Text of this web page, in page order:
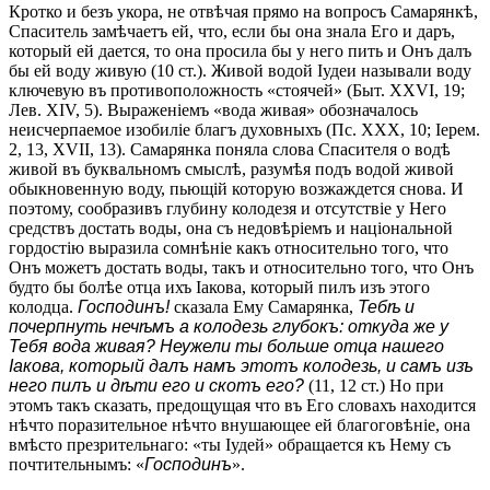
Кротко и безъ укора, не отвѣчая прямо на вопросъ Самарянкѣ,
Спаситель замѣчаетъ ей, что, если бы она знала Его и даръ,
который ей дается, то она просила бы у него пить и Онъ далъ
бы ей воду живую (10 ст.). Живой водой Іудеи называли воду
ключевую въ противоположность «стоячей» (Быт. XXVI, 19;
Лев. XIV, 5). Выраженіемъ «вода живая» обозначалось
неисчерпаемое изобиліе благъ духовныхъ (Пс. XXX, 10; Іерем.
2, 13, XVII, 13). Самарянка поняла слова Спасителя о водѣ
живой въ буквальномъ смыслѣ, разумѣя подъ водой живой
обыкновенную воду, пьющій которую возжаждется снова. И
поэтому, сообразивъ глубину колодезя и отсутствіе у Него
средствъ достать воды, она съ недовѣріемъ и національной
гордостію выразила сомнѣніе какъ относительно того, что
Онъ можетъ достать воды, такъ и относительно того, что Онъ
будто бы болѣе отца ихъ Іакова, который пилъ изъ этого
колодца. Господинъ!сказала Ему Самарянка, Тебѣ и
почерпнуть нечѣмъ а колодезь глубокъ: откуда же у
Тебя вода живая? Неужели ты больше отца нашего
Іакова, который далъ намъ этотъ колодезь, и самъ изъ
него пилъ и дѣти его и скотъ его? (11, 12 ст.) Но при
этомъ такъ сказать, предощущая что въ Его словахъ находится
нѣчто поразительное нѣчто внушающее ей благоговѣніе, она
вмѣсто презрительнаго: «ты Іудей» обращается къ Нему съ
почтительнымъ: «Господинъ».